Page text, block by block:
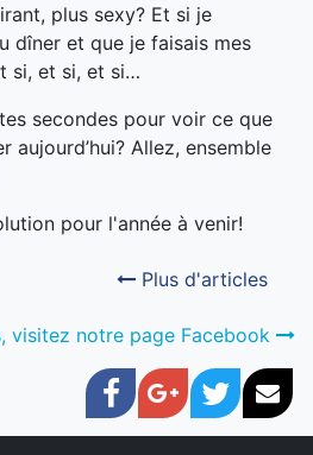
plus sexy? Et si je
dîner et que je faisais mes
si, et si, et si…
secondes pour voir ce que
aujourd’hui? Allez, ensemble
pour l'année à venir!
Plus d'articles
visitez notre page Facebook
Facebook
Google+
Twitter